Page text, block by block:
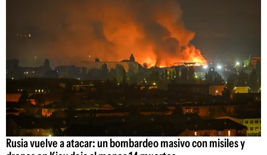
Rusia vuelve a atacar: un bombardeo masivo con misiles y